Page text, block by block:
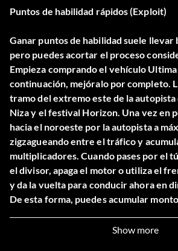
Puntos de habilidad rápidos (Exploit)
Ganar puntos de habilidad suele llevar
pero puedes acortar el proceso
Empieza comprando el vehículo Ultima
continuación, mejóralo por completo.
tramo del extremo este de la
Niza y el festival Horizon. Una vez en
hacia el noroeste por la autopista a
zigzagueando entre el tráfico y
multiplicadores. Cuando pases por el
el divisor, apaga el motor o utiliza el
y da la vuelta para conducir ahora en
De esta forma, puedes acumular
Show more